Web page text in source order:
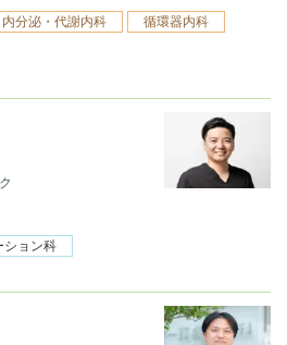
内分泌・代謝内科
循環器内科
ション科